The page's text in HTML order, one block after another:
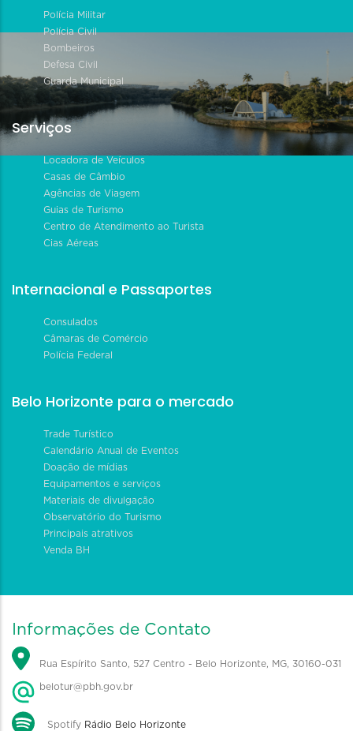
Polícia Militar
Polícia Civil
Bombeiros
Defesa Civil
Guarda Municipal
Serviços
Locadora de Veículos
Casas de Câmbio
Agências de Viagem
Guias de Turismo
Centro de Atendimento ao Turista
Cias Aéreas
Internacional e Passaportes
Consulados
Câmaras de Comércio
Polícia Federal
Belo Horizonte para o mercado
Trade Turístico
Calendário Anual de Eventos
Doação de mídias
Equipamentos e serviços
Materiais de divulgação
Observatório do Turismo
Principais atrativos
Venda BH
Informações de Contato
Rua Espírito Santo, 527 Centro - Belo Horizonte, MG, 30160-031
belotur@pbh.gov.br
Spotify Rádio Belo Horizonte